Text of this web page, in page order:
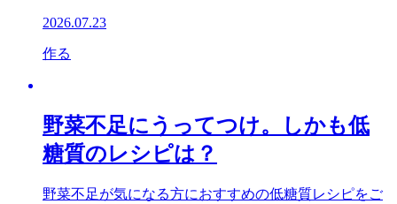
2026.07.23
作る
野菜不足にうってつけ。しかも低
糖質のレシピは？
野菜不足が気になる方におすすめの低糖質レシピをご